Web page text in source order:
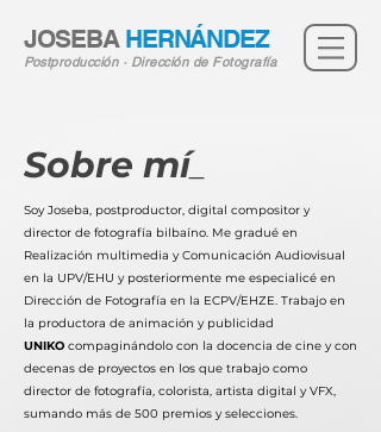
JOSEBA HERNÁNDEZ
Postproducción · Dirección de Fotografía
Sobre mí_
Soy Joseba, postproductor, digital compositor y
director de fotografía bilbaíno. Me gradué en
Realización multimedia y Comunicación Audiovisual
en la UPV/EHU y posteriormente me especialicé en
Dirección de Fotografía en la ECPV/EHZE. Trabajo en
la productora de animación y publicidad
UNIKO compaginándolo con la docencia de cine y con
decenas de proyectos en los que trabajo como
director de fotografía, colorista, artista digital y VFX,
sumando más de 500 premios y selecciones.